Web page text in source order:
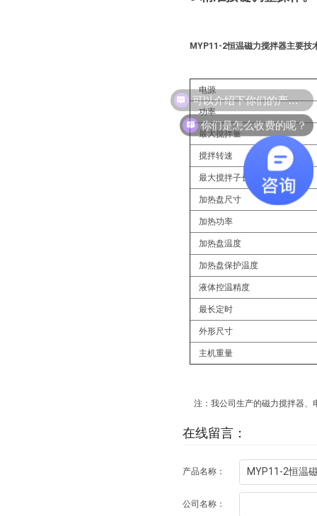
MYP11-2恒温磁力搅拌器主要技
电源
功率
最大搅拌量
搅拌转速
最大搅拌子长度
加热盘尺寸
加热功率
加热盘温度
加热盘保护温度
液体控温精度
最长定时
外形尺寸
主机重量
注：我公司生产的磁力搅拌器、
在线留言：
产品名称：
公司名称：
可以介绍下你们的产品么？
你们是怎么收费的呢？